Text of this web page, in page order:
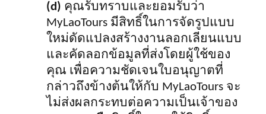
(d) คุณรับทราบและยอมรับว่า
MyLaoTours มีสิทธิ์ในการจัดรูปแบบ
ใหม่ดัดแปลงสร้างงานลอกเลียนแบบ
และคัดลอกข้อมูลที่ส่งโดยผู้ใช้ของ
คุณ เพื่อความชัดเจนใบอนุญาตที่
กล่าวถึงข้างต้นให้กับ MyLaoTours จะ
ไม่ส่งผลกระทบต่อความเป็นเจ้าของ